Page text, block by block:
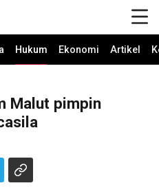
Hukum Ekonomi Artikel
Malut pimpin